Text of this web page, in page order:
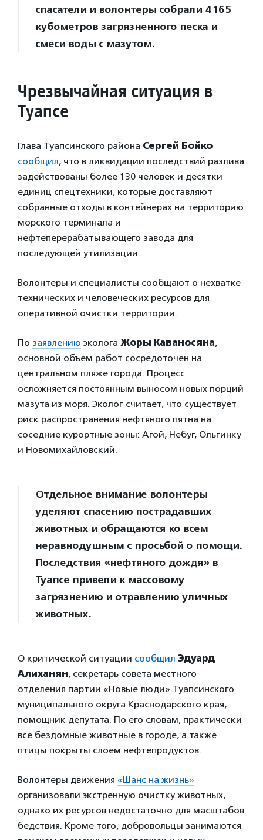
спасатели и волонтеры собрали 4165
кубометров загрязненного песка и
смеси воды с мазутом.
Чрезвычайная ситуация в
Туапсе
Глава Туапсинского района Сергей Бойко
сообщил, что в ликвидации последствий разлива
задействованы более 130 человек и десятки
единиц спецтехники, которые доставляют
собранные отходы в контейнерах на территорию
морского терминала и
нефтеперерабатывающего завода для
последующей утилизации.
Волонтеры и специалисты сообщают о нехватке
технических и человеческих ресурсов для
оперативной очистки территории.
По заявлению эколога Жоры Каваносяна,
основной объем работ сосредоточен на
центральном пляже города. Процесс
осложняется постоянным выносом новых порций
мазута из моря. Эколог считает, что существует
риск распространения нефтяного пятна на
соседние курортные зоны: Агой, Небуг, Ольгинку
и Новомихайловский.
Отдельное внимание волонтеры
уделяют спасению пострадавших
животных и обращаются ко всем
неравнодушным с просьбой о помощи.
Последствия «нефтяного дождя» в
Туапсе привели к массовому
загрязнению и отравлению уличных
животных.
О критической ситуации сообщил Эдуард
Алиханян, секретарь совета местного
отделения партии «Новые люди» Туапсинского
муниципального округа Краснодарского края,
помощник депутата. По его словам, практически
все бездомные животные в городе, а также
птицы покрыты слоем нефтепродуктов.
Волонтеры движения «Шанс на жизнь»
организовали экстренную очистку животных,
однако их ресурсов недостаточно для масштабов
бедствия. Кроме того, добровольцы занимаются